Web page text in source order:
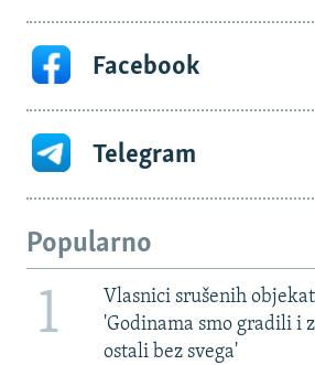
Facebook
Telegram
Popularno
1
Vlasnici srušenih
'Godinama smo gradili i
ostali bez svega'